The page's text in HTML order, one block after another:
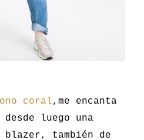
coral,me encanta
luego una
blazer, también de